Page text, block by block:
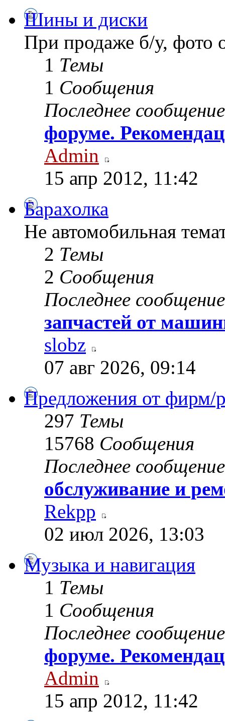
Шины и диски
При продаже б/у, фото
1 Темы
1 Сообщения
Последнее сообщение
форуме.
Admin
15 апр 2012, 11:42
Барахолка
Не автомобильная
2 Темы
2 Сообщения
Последнее сообщение
запчастей от
slobz
07 авг 2026, 09:14
Предложения от фирм/
297 Темы
15768 Сообщения
Последнее сообщение
обслуживание и
Rekpp
02 июл 2026, 13:03
Музыка и навигация
1 Темы
1 Сообщения
Последнее сообщение
форуме.
Admin
15 апр 2012, 11:42